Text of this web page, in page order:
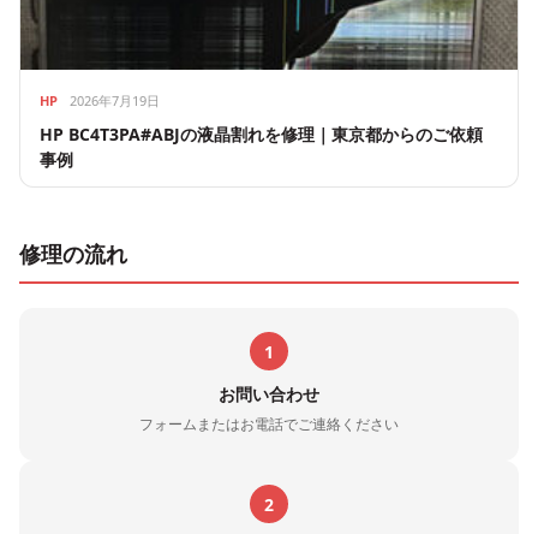
HP 2026年7月19日
HP BC4T3PA#ABJの液晶割れを修理｜東京都からのご依頼
事例
修理の流れ
1
お問い合わせ
フォームまたはお電話でご連絡ください
2